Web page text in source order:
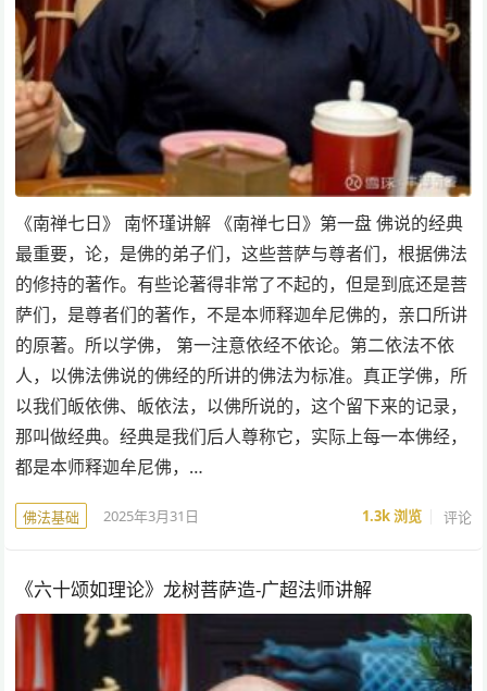
《南禅七日》 南怀瑾讲解 《南禅七日》第一盘 佛说的经典
最重要，论，是佛的弟子们，这些菩萨与尊者们，根据佛法
的修持的著作。有些论著得非常了不起的，但是到底还是菩
萨们，是尊者们的著作，不是本师释迦牟尼佛的，亲口所讲
的原著。所以学佛， 第一注意依经不依论。第二依法不依
人，以佛法佛说的佛经的所讲的佛法为标准。真正学佛，所
以我们皈依佛、皈依法，以佛所说的，这个留下来的记录，
那叫做经典。经典是我们后人尊称它，实际上每一本佛经，
都是本师释迦牟尼佛，…
佛法基础 2025年3月31日 1.3k浏览 评论
《六十颂如理论》龙树菩萨造-广超法师讲解